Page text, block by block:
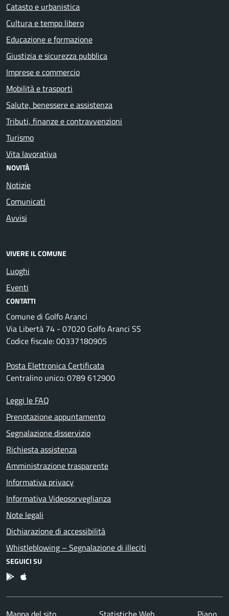
Catasto e urbanistica
Cultura e tempo libero
Educazione e formazione
Giustizia e sicurezza pubblica
Imprese e commercio
Mobilità e trasporti
Salute, benessere e assistenza
Tributi, finanze e contravvenzioni
Turismo
Vita lavorativa
NOVITÀ
Notizie
Comunicati
Avvisi
VIVERE IL COMUNE
Luoghi
Eventi
CONTATTI
Comune di Golfo Aranci
Via Libertà 74 - 07020 Golfo Aranci SS
Codice fiscale: 00337180905
Posta Elettronica Certificata
Centralino unico: 0789 612900
Leggi le FAQ
Prenotazione appuntamento
Segnalazione disservizio
Richiesta assistenza
Amministrazione trasparente
Informativa privacy
Informativa Videosorveglianza
Note legali
Dichiarazione di accessibilità
Whistleblowing – Segnalazione di illeciti
SEGUICI SU
App Android
App IOS